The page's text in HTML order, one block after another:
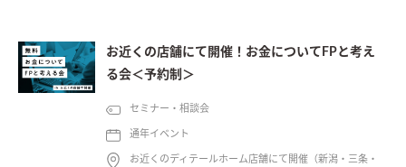
お近くの店舗にて開催！お金についてFPと考え
る会＜予約制＞
セミナー・相談会
通年イベント
お近くのディテールホーム店舗にて開催（新潟・三条・